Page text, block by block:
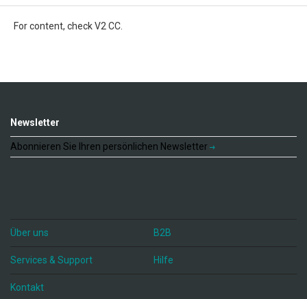
For content, check V2 CC.
Newsletter
Abonnieren Sie Ihren persönlichen Newsletter
Über uns B2B
Services & Support Hilfe
Kontakt